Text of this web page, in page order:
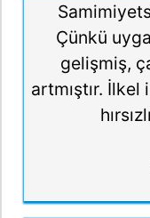
Çünkü
gelişmiş,
artmıştır.